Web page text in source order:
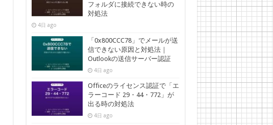
フォルダに接続できない時の
対処法
4日 ago
「0x800CCC78」でメールが送
信できない原因と対処法｜
Outlookの送信サーバー認証
4日 ago
Officeのライセンス認証で「エ
ラーコード 29・44・772」が
出る時の対処法
4日 ago